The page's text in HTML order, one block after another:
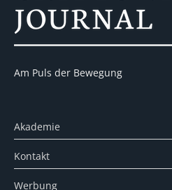
Am Puls der Bewegung
Akademie
Kontakt
Werbung